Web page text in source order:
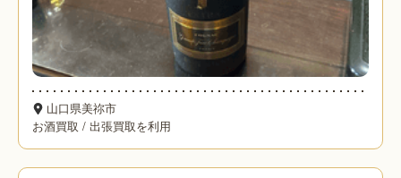
山口県美祢市
お酒買取 / 出張買取を利用